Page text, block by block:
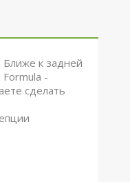
Ближе к задней
-
сделать